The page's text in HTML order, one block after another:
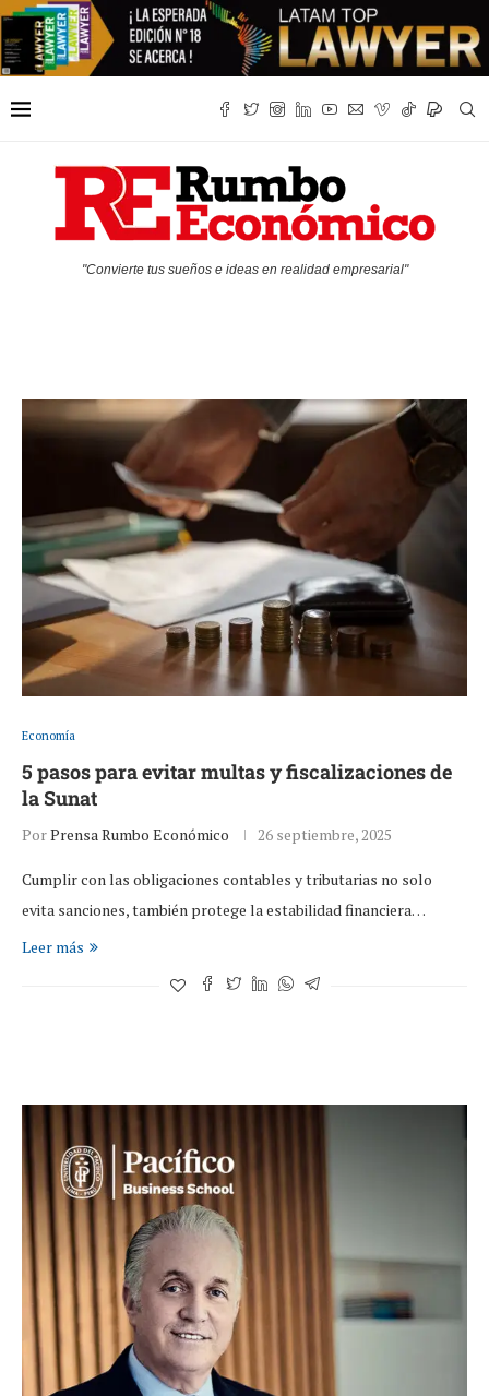
"Convierte tus sueños e ideas en realidad empresarial"
Economía
5 pasos para evitar multas y fiscalizaciones de
la Sunat
PorPrensa Rumbo Económico 26 septiembre, 2025
Cumplir con las obligaciones contables y tributarias no solo
evita sanciones, también protege la estabilidad financiera…
Leer más